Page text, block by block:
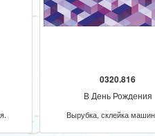
0320.816
В День Рождения
Вырубка, склейка